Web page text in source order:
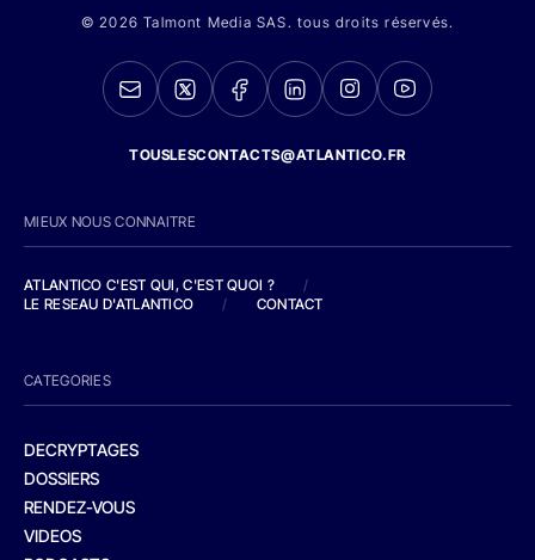
© 2026 Talmont Media SAS. tous droits réservés.
TOUSLESCONTACTS@ATLANTICO.FR
MIEUX NOUS CONNAITRE
ATLANTICO C'EST QUI, C'EST QUOI ?
/
LE RESEAU D'ATLANTICO
/ CONTACT
CATEGORIES
DECRYPTAGES
DOSSIERS
RENDEZ-VOUS
VIDEOS